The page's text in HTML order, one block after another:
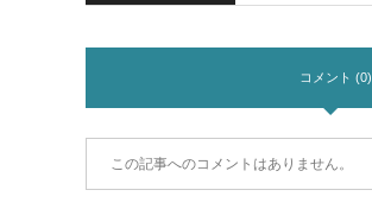
コメント (0)
この記事へのコメントはありません。